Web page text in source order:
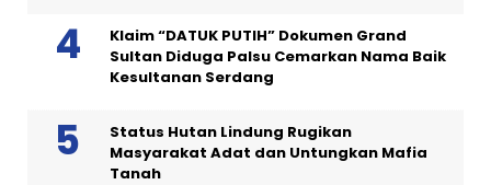
Klaim “DATUK PUTIH” Dokumen Grand
Sultan Diduga Palsu Cemarkan Nama Baik
Kesultanan Serdang
Status Hutan Lindung Rugikan
Masyarakat Adat dan Untungkan Mafia
Tanah